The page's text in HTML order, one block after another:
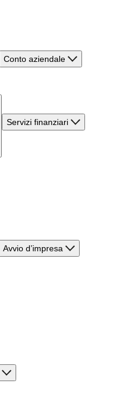
Conto aziendale
Servizi finanziari
Avvio d’impresa